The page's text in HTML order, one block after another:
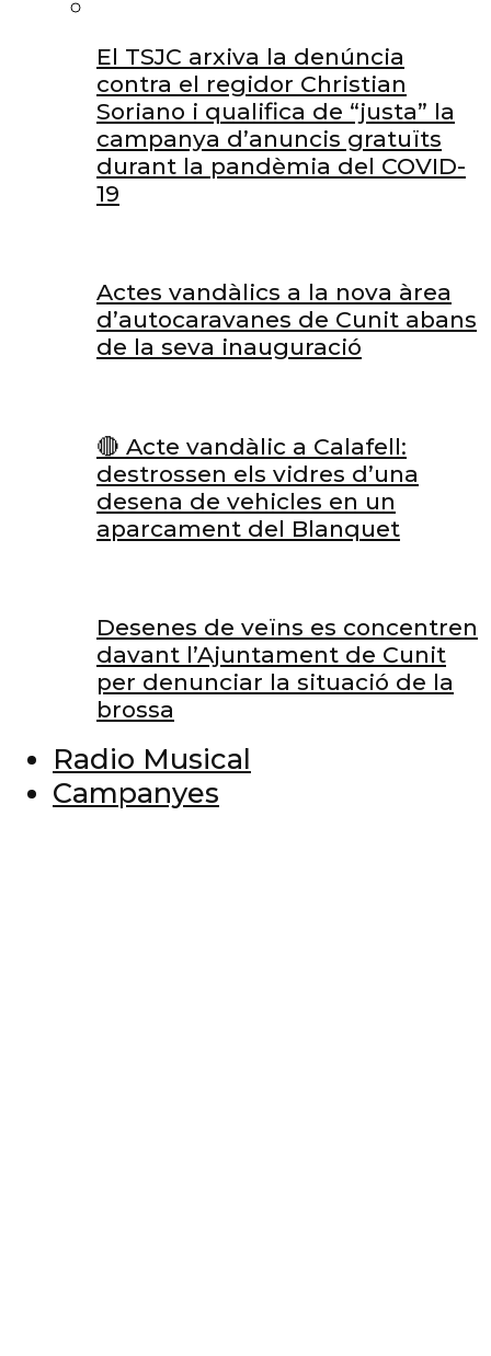
El TSJC arxiva la denúncia
contra el regidor Christian
Soriano i qualifica de “justa” la
campanya d’anuncis gratuïts
durant la pandèmia del COVID-
19
Actes vandàlics a la nova àrea
d’autocaravanes de Cunit abans
de la seva inauguració
🔴 Acte vandàlic a Calafell:
destrossen els vidres d’una
desena de vehicles en un
aparcament del Blanquet
Desenes de veïns es concentren
davant l’Ajuntament de Cunit
per denunciar la situació de la
brossa
Radio Musical
Campanyes